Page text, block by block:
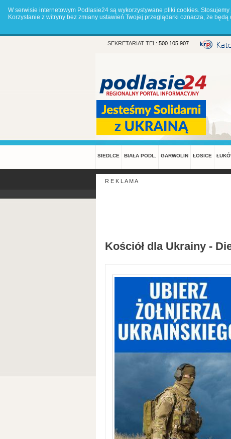
W serwisie internetowym Podlasie24 są wykorzystywane pliki cookies.
Korzystanie z witryny bez zmiany ustawień Twojej przeglądarki oznacza, że
SEKRETARIAT TEL: 500 105 907
SIEDLCE BIAŁA PODL. GARWOLIN ŁOSICE
R E K L A M A
Kościół dla Ukrainy -